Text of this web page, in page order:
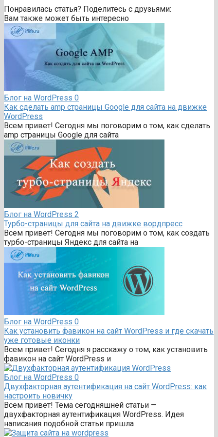
Понравилась статья? Поделитесь с друзьями:
Вам также может быть интересно
Блог на WordPress 0
Как сделать amp страницы Google для сайта на движке
WordPress
Всем привет! Сегодня мы поговорим о том, как сделать
amp страницы Google для сайта
Блог на WordPress 2
Турбо-страницы для сайта на движке вордпресс
Всем привет! Сегодня мы поговорим о том, как создать
турбо-страницы Яндекс для сайта на
Блог на WordPress 0
Как установить фавикон на сайт WordPress и где скачать
уже готовые иконки
Всем привет! Сегодня я расскажу о том, как установить
фавикон на сайт WordPress и
Блог на WordPress 0
Двухфакторная аутентификация на сайт WordPress: как
настроить новичку
Всем привет! Тема сегодняшней статьи —
двухфакторная аутентификация WordPress. Идея
написания подобной статьи пришла